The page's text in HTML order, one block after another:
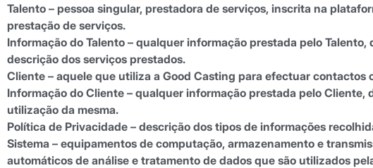
Talento – pessoa singular, prestadora de serviços, inscrita na
prestação de serviços.
Informação do Talento – qualquer informação prestada pelo
descrição dos serviços prestados.
Cliente – aquele que utiliza a Good Casting para efectuar
Informação do Cliente – qualquer informação prestada pelo
utilização da mesma.
Política de Privacidade – descrição dos tipos de informações
Sistema – equipamentos de computação, armazenamento e
automáticos de análise e tratamento de dados que são utilizados